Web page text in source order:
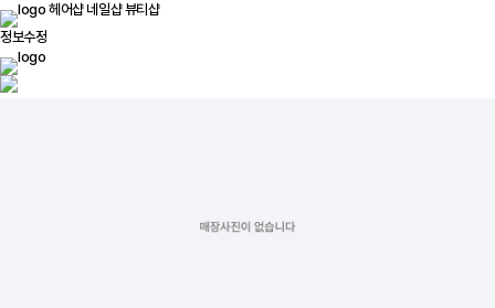
헤어샵 네일샵뷰티샵
정보수정